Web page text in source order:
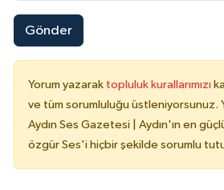
Gönder
Yorum yazarak topluluk kurallarımızı
ve tüm sorumluluğu üstleniyorsunuz.
Aydın Ses Gazetesi | Aydın'ın en
özgür Ses'i hiçbir şekilde sorumlu